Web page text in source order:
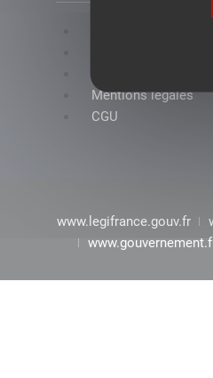
Mentions légales
CGU
www.legifrance.gouv.fr